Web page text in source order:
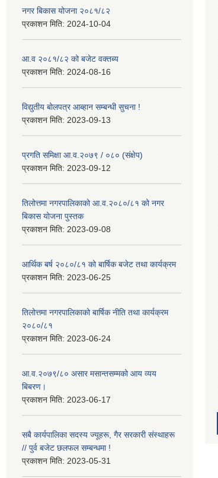
नगर बिकास योजना २०८१/८२
प्रकाशन मिति: 2024-10-04
आ.व २०८१/८२ को बजेट वक्तब्य
प्रकाशन मिति: 2024-08-16
विद्युतीय बोलपत्र आब्हान सम्बन्धी सुचना !
प्रकाशन मिति: 2023-09-13
प्रगति समिक्षा आ.व.२०७९ / ०८० (संक्षेप)
प्रकाशन मिति: 2023-09-12
तिलोत्तमा नगरपालिकाको आ.व.२०८०/८१ को नगर
बिकास योजना पुस्तक
प्रकाशन मिति: 2023-09-08
आर्थिक बर्ष २०८०/८१ को बार्षिक बजेट तथा कार्यक्रम
प्रकाशन मिति: 2023-06-25
तिलोत्तमा नगरपालिकाको बार्षिक नीति तथा कार्यक्रम
२०८०/८१
प्रकाशन मिति: 2023-06-24
आ.व.२०७९/८० असार मसान्तसम्मको आय व्यय
बिबरण।
प्रकाशन मिति: 2023-06-17
सबै कार्यपालिका सदस्य ज्यूहरू, गैर सरकारी संस्थाहरू
// पुर्व बजेट छलफल सम्बन्धमा !
प्रकाशन मिति: 2023-05-31